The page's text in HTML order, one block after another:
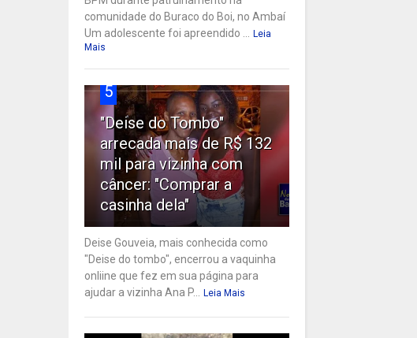
comunidade do Buraco do Boi, no Ambaí
Um adolescente foi apreendido ...
Leia
Mais
5
"Deise do Tombo"
arrecada mais de R$ 132
mil para vizinha com
câncer: "Comprar a
casinha dela"
Deise Gouveia, mais conhecida como
"Deise do tombo", encerrou a vaquinha
onliine que fez em sua página para
ajudar a vizinha Ana P...
Leia Mais